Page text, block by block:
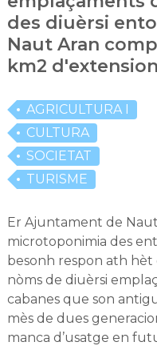
des diuèrsi
Naut Aran
km2
AGRICULTURA I
RAMADERIA
CULTURA
SOCIETAT
TURISME
Er Ajuntament de
microtoponimia des
besonh respon ath
nòms de diuèrsi
cabanes que son
mès de dues
manca d’usatge en